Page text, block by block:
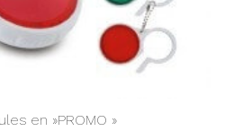
en »PROMO »